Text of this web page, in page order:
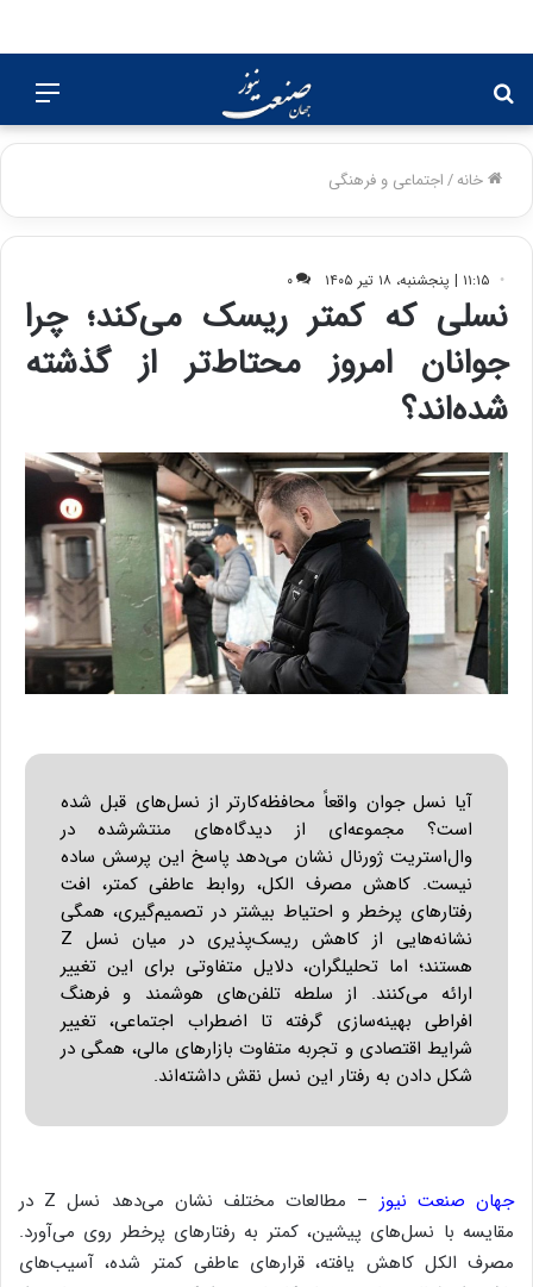
برای
خانه/اجتماعی و فرهنگی
۱۱:۱۵ | پنجشنبه، ۱۸ تیر ۱۴۰۵ ۰
نسلی که کمتر ریسک می‌کند؛ چرا
جوانان امروز محتاط‌تر از گذشته
شده‌اند؟
آیا نسل جوان واقعاً محافظه‌کارتر از نسل‌های قبل شده
است؟ مجموعه‌ای از دیدگاه‌های منتشرشده در
وال‌استریت ژورنال نشان می‌دهد پاسخ این پرسش ساده
نیست. کاهش مصرف الکل، روابط عاطفی کمتر، افت
رفتارهای پرخطر و احتیاط بیشتر در تصمیم‌گیری، همگی
نشانه‌هایی از کاهش ریسک‌پذیری در میان نسل Z
هستند؛ اما تحلیلگران، دلایل متفاوتی برای این تغییر
ارائه می‌کنند. از سلطه تلفن‌های هوشمند و فرهنگ
افراطی بهینه‌سازی گرفته تا اضطراب اجتماعی، تغییر
شرایط اقتصادی و تجربه متفاوت بازارهای مالی، همگی در
شکل دادن به رفتار این نسل نقش داشته‌اند.
جهان صنعت نیوز
– مطالعات مختلف نشان می‌دهد نسل Z در
مقایسه با نسل‌های پیشین، کمتر به رفتارهای پرخطر روی می‌آورد.
مصرف الکل کاهش یافته، قرارهای عاطفی کمتر شده، آسیب‌های